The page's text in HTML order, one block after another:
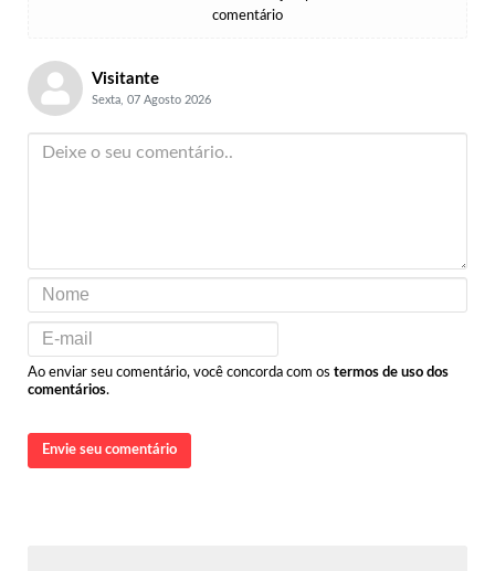
comentário
Visitante
Sexta, 07 Agosto 2026
Ao enviar seu comentário, você concorda com os termos de uso dos
comentários.
Envie seu comentário